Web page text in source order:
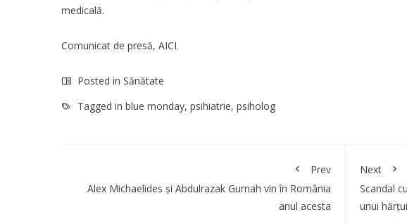
medicală.
Comunicat de presă, AICI.
Posted in Sănătate
Tagged in blue monday, psihiatrie, psiholog
Prev
Alex Michaelides și Abdulrazak Gurnah vin în România
anul acesta
Next
Scandal
unui